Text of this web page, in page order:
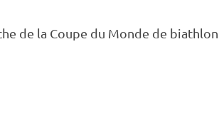
de la Coupe du Monde de